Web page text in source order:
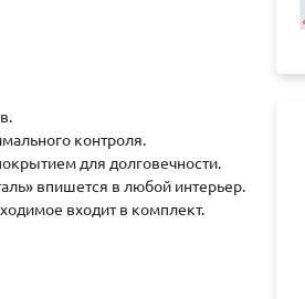
контроля.
для долговечности.
впишется в любой интерьер.
входит в комплект.